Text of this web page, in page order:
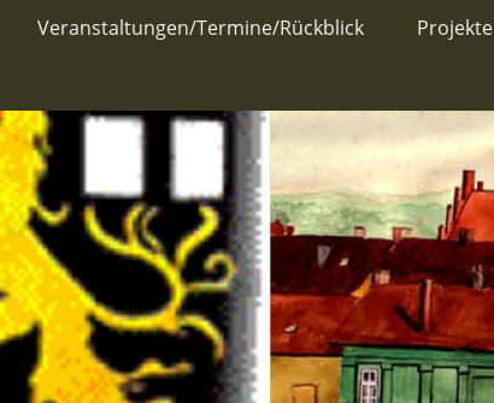
Veranstaltungen/Termine/Rückblick Projekte